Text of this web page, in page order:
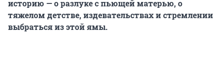
историю — о разлуке с пьющей матерью, о
тяжелом детстве, издевательствах и стремлении
выбраться из этой ямы.